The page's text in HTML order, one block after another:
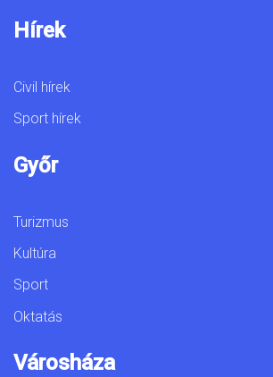
Hírek
Civil hírek
Sport hírek
Győr
Turizmus
Kultúra
Sport
Oktatás
Városháza